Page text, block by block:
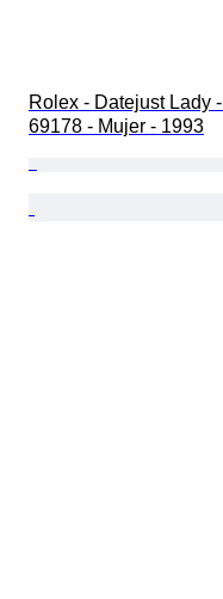
Rolex - Datejust Lady -
69178 - Mujer - 1993